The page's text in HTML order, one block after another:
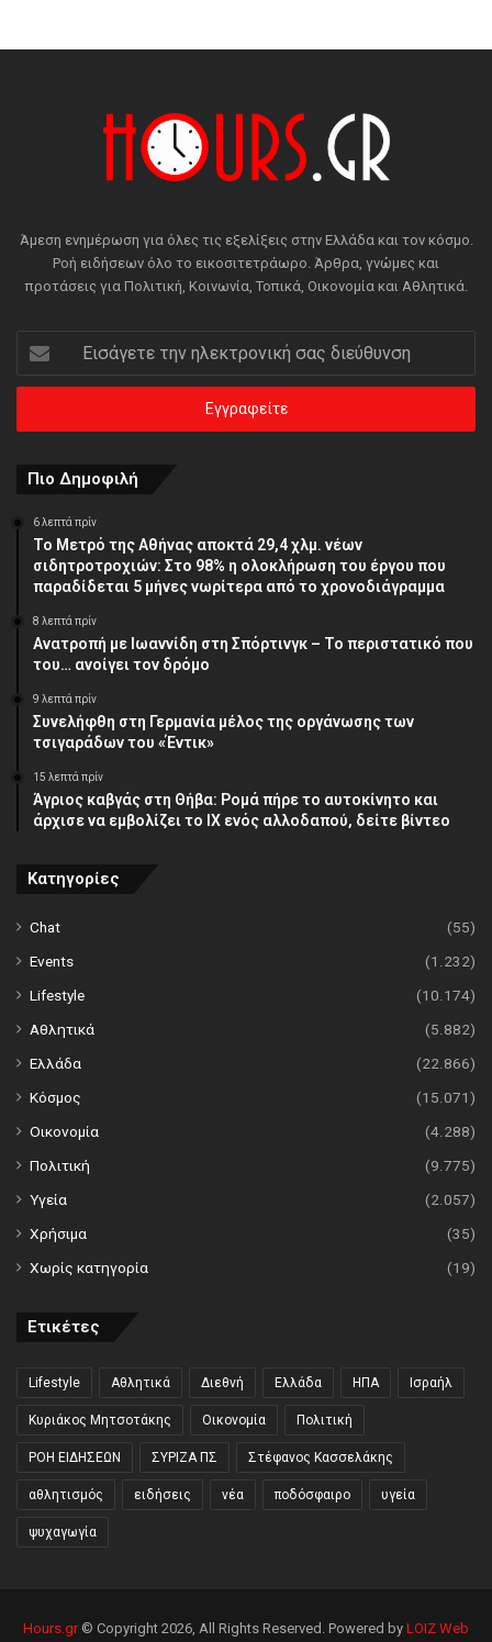
Άμεση ενημέρωση για όλες τις εξελίξεις στην Ελλάδα και τον κόσμο.
Ροή ειδήσεων όλο το εικοσιτετράωρο. Άρθρα, γνώμες και
προτάσεις για Πολιτική, Κοινωνία, Τοπικά, Οικονομία και Αθλητικά.
την
ηλεκτρονική
διεύθυνση
Πιο Δημοφιλή
6 λεπτά πρίν
Το Μετρό της Αθήνας αποκτά 29,4 χλμ. νέων
σιδητροτροχιών: Στο 98% η ολοκλήρωση του έργου που
παραδίδεται 5 μήνες νωρίτερα από το χρονοδιάγραμμα
8 λεπτά πρίν
Ανατροπή με Ιωαννίδη στη Σπόρτινγκ – Το περιστατικό που
του… ανοίγει τον δρόμο
9 λεπτά πρίν
Συνελήφθη στη Γερμανία μέλος της οργάνωσης των
τσιγαράδων του «Έντικ»
15 λεπτά πρίν
Άγριος καβγάς στη Θήβα: Ρομά πήρε το αυτοκίνητο και
άρχισε να εμβολίζει το ΙΧ ενός αλλοδαπού, δείτε βίντεο
Κατηγορίες
Chat
(55)
Events
(1.232)
Lifestyle
(10.174)
Αθλητικά
(5.882)
Ελλάδα
(22.866)
Κόσμος
(15.071)
Οικονομία
(4.288)
Πολιτική
(9.775)
Υγεία
(2.057)
Χρήσιμα
(35)
Χωρίς κατηγορία
(19)
Ετικέτες
Lifestyle Αθλητικά Διεθνή Ελλάδα ΗΠΑ Ισραήλ
Κυριάκος Μητσοτάκης Οικονομία Πολιτική
ΡΟΗ ΕΙΔΗΣΕΩΝ ΣΥΡΙΖΑ ΠΣ Στέφανος Κασσελάκης
αθλητισμός ειδήσεις νέα ποδόσφαιρο υγεία
ψυχαγωγία
Hours.gr© Copyright 2026, All Rights Reserved. Powered by LOIZ Web